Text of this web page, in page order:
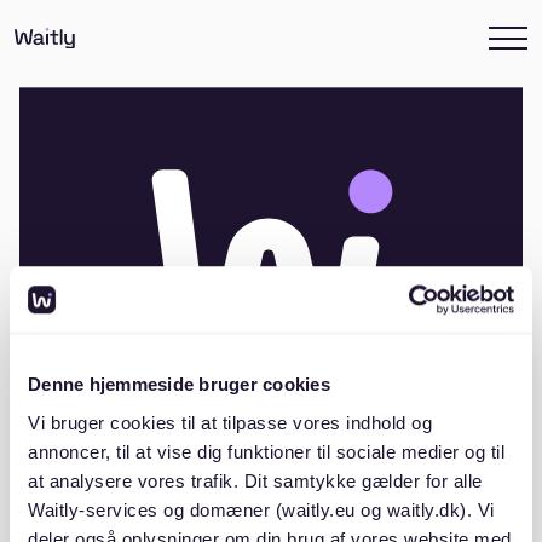
Denne hjemmeside bruger cookies
Vi bruger cookies til at tilpasse vores indhold og
annoncer, til at vise dig funktioner til sociale medier og til
at analysere vores trafik. Dit samtykke gælder for alle
Waitly-services og domæner (waitly.eu og waitly.dk). Vi
Andelsboligforeningen Polarvejen I,
Løget by